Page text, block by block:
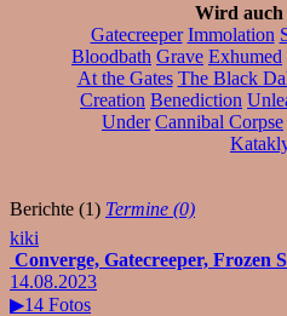
Wird auch
Gatecreeper Immolation
Bloodbath Grave Exhumed
At the Gates The Black
Creation Benediction
Under Cannibal Corpse
Berichte (1) Termine (0)
kiki
Converge, Gatecreeper, Frozen
14.08.2023
▶14 Fotos